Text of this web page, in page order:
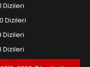
Dizileri
Dizileri
Dizileri
Dizileri